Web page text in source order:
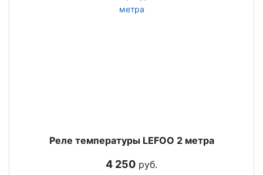
Реле температуры LEFOO 2 метра
4 250 руб.